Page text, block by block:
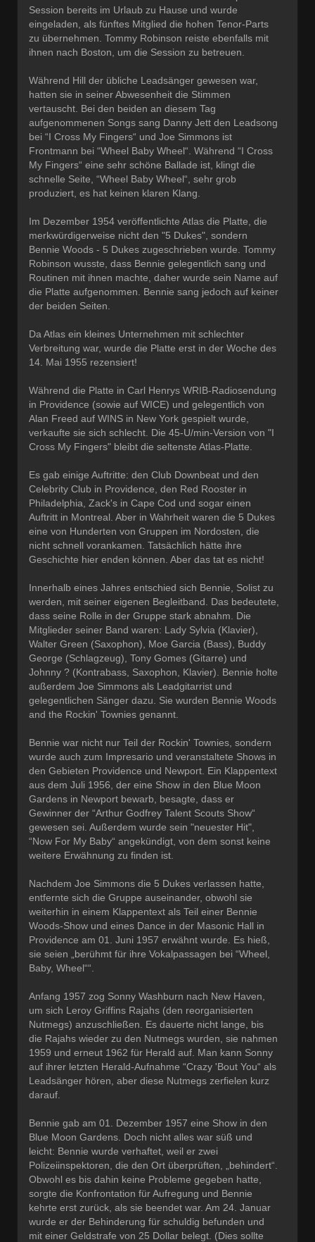
Session bereits im Urlaub zu Hause und wurde
eingeladen, als fünftes Mitglied die hohen Tenor-Parts
zu übernehmen. Tommy Robinson reiste ebenfalls mit
ihnen nach Boston, um die Session zu betreuen.
Während Hill der übliche Leadsänger gewesen war,
hatten sie in seiner Abwesenheit die Stimmen
vertauscht. Bei den beiden an diesem Tag
aufgenommenen Songs sang Danny Jett den Leadsong
bei “I Cross My Fingers“ und Joe Simmons ist
Frontmann bei “Wheel Baby Wheel“. Während “I Cross
My Fingers“ eine sehr schöne Ballade ist, klingt die
schnelle Seite, “Wheel Baby Wheel“, sehr grob
produziert, es hat keinen klaren Klang.
Im Dezember 1954 veröffentlichte Atlas die Platte, die
merkwürdigerweise nicht den "5 Dukes", sondern
Bennie Woods - 5 Dukes zugeschrieben wurde. Tommy
Robinson wusste, dass Bennie gelegentlich sang und
Routinen mit ihnen machte, daher wurde sein Name auf
die Platte aufgenommen. Bennie sang jedoch auf keiner
der beiden Seiten.
Da Atlas ein kleines Unternehmen mit schlechter
Verbreitung war, wurde die Platte erst in der Woche des
14. Mai 1955 rezensiert!
Während die Platte in Carl Henrys WRIB-Radiosendung
in Providence (sowie auf WICE) und gelegentlich von
Alan Freed auf WINS in New York gespielt wurde,
verkaufte sie sich schlecht. Die 45-U/min-Version von "I
Cross My Fingers" bleibt die seltenste Atlas-Platte.
Es gab einige Auftritte: den Club Downbeat und den
Celebrity Club in Providence, den Red Rooster in
Philadelphia, Zack's in Cape Cod und sogar einen
Auftritt in Montreal. Aber in Wahrheit waren die 5 Dukes
eine von Hunderten von Gruppen im Nordosten, die
nicht schnell vorankamen. Tatsächlich hätte ihre
Geschichte hier enden können. Aber das tat es nicht!
Innerhalb eines Jahres entschied sich Bennie, Solist zu
werden, mit seiner eigenen Begleitband. Das bedeutete,
dass seine Rolle in der Gruppe stark abnahm. Die
Mitglieder seiner Band waren: Lady Sylvia (Klavier),
Walter Green (Saxophon), Moe Garcia (Bass), Buddy
George (Schlagzeug), Tony Gomes (Gitarre) und
Johnny ? (Kontrabass, Saxophon, Klavier). Bennie holte
außerdem Joe Simmons als Leadgitarrist und
gelegentlichen Sänger dazu. Sie wurden Bennie Woods
and the Rockin' Townies genannt.
Bennie war nicht nur Teil der Rockin' Townies, sondern
wurde auch zum Impresario und veranstaltete Shows in
den Gebieten Providence und Newport. Ein Klappentext
aus dem Juli 1956, der eine Show in den Blue Moon
Gardens in Newport bewarb, besagte, dass er
Gewinner der “Arthur Godfrey Talent Scouts Show“
gewesen sei. Außerdem wurde sein "neuester Hit",
“Now For My Baby“ angekündigt, von dem sonst keine
weitere Erwähnung zu finden ist.
Nachdem Joe Simmons die 5 Dukes verlassen hatte,
entfernte sich die Gruppe auseinander, obwohl sie
weiterhin in einem Klappentext als Teil einer Bennie
Woods-Show und eines Dance in der Masonic Hall in
Providence am 01. Juni 1957 erwähnt wurde. Es hieß,
sie seien „berühmt für ihre Vokalpassagen bei “Wheel,
Baby, Wheel““.
Anfang 1957 zog Sonny Washburn nach New Haven,
um sich Leroy Griffins Rajahs (den reorganisierten
Nutmegs) anzuschließen. Es dauerte nicht lange, bis
die Rajahs wieder zu den Nutmegs wurden, sie nahmen
1959 und erneut 1962 für Herald auf. Man kann Sonny
auf ihrer letzten Herald-Aufnahme “Crazy 'Bout You“ als
Leadsänger hören, aber diese Nutmegs zerfielen kurz
darauf.
Bennie gab am 01. Dezember 1957 eine Show in den
Blue Moon Gardens. Doch nicht alles war süß und
leicht: Bennie wurde verhaftet, weil er zwei
Polizeiinspektoren, die den Ort überprüften, „behindert“.
Obwohl es bis dahin keine Probleme gegeben hatte,
sorgte die Konfrontation für Aufregung und Bennie
kehrte erst zurück, als sie beendet war. Am 24. Januar
wurde er der Behinderung für schuldig befunden und
mit einer Geldstrafe von 25 Dollar belegt. (Dies sollte